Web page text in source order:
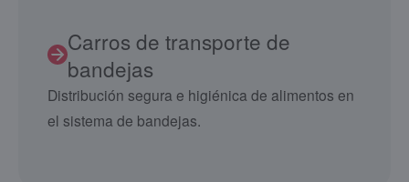
Carros de transporte de
bandejas
Distribución segura e higiénica de alimentos en
el sistema de bandejas.